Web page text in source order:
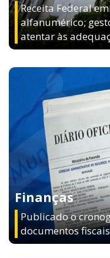
Receita Federal
alfanumérico;
atentar às
Finanças
Publicado o
documentos